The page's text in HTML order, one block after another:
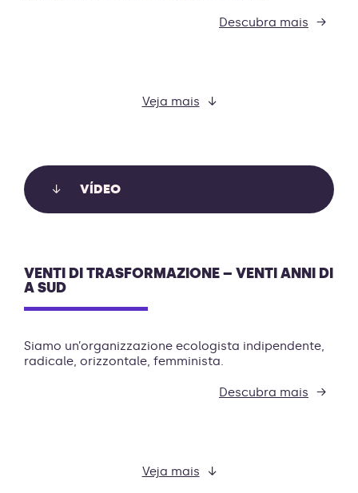
Descubra mais
Veja mais
VÍDEO
VENTI DI TRASFORMAZIONE – VENTI ANNI DI
A SUD
Siamo un’organizzazione ecologista indipendente,
radicale, orizzontale, femminista.
Descubra mais
Veja mais